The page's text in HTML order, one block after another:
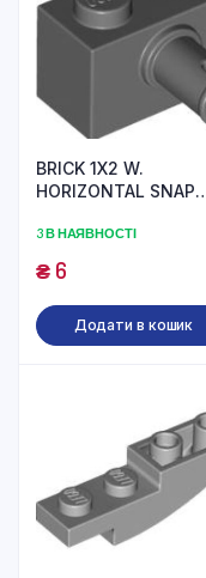
BRICK 1X2 W.
HORIZONTAL SNAP
3 В НАЯВНОСТІ
₴6
Додати в кошик